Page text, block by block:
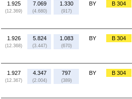
1.925
(12.369)
7.069
(4.680)
1.330
(917)
BY B 304
1.926
(12.368)
5.824
(3.447)
1.083
(670)
BY B 304
1.927
(12.367)
4.347
(2.004)
797
(389)
BY B 304